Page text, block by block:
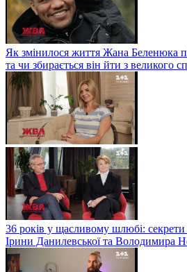
Як змінилося життя Жана Беленюка
та чи збирається він йти з великого
36 років у щасливому шлюбі:
Ірини Данилевської та Володимира